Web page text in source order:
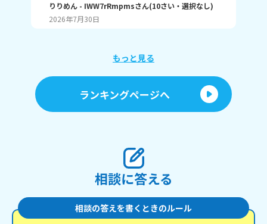
す！ 最後まで見てくれてありがとう！ ではバイバ
イ！
りりめん - IWW7rRmpmsさん(10さい・ 選択なし)
2026年7月30日
もっと見る
ランキングページへ
相談に答える
相談の答えを書くときのルール